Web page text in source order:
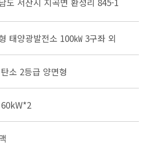
태양광발전소 100㎾ 3구좌 외
소 2등급 양면형